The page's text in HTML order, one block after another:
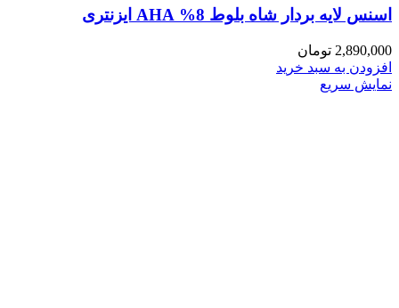
اسنس لایه بردار شاه بلوط 8% AHA ایزنتری
2,890,000 تومان
افزودن به سبد خرید
نمایش سریع